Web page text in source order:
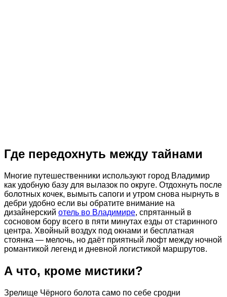
Где передохнуть между тайнами
Многие путешественники используют город Владимир
как удобную базу для вылазок по округе. Отдохнуть после
болотных кочек, вымыть сапоги и утром снова нырнуть в
дебри удобно если вы обратите внимание на
дизайнерский отель во Владимире, спрятанный в
сосновом бору всего в пяти минутах езды от старинного
центра. Хвойный воздух под окнами и бесплатная
стоянка — мелочь, но даёт приятный люфт между ночной
романтикой легенд и дневной логистикой маршрутов.
А что, кроме мистики?
Зрелище Чёрного болота само по себе сродни